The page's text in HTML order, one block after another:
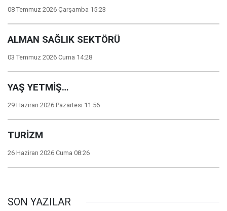
08 Temmuz 2026 Çarşamba 15:23
ALMAN SAĞLIK SEKTÖRÜ
03 Temmuz 2026 Cuma 14:28
YAŞ YETMİŞ…
29 Haziran 2026 Pazartesi 11:56
TURİZM
26 Haziran 2026 Cuma 08:26
SON YAZILAR